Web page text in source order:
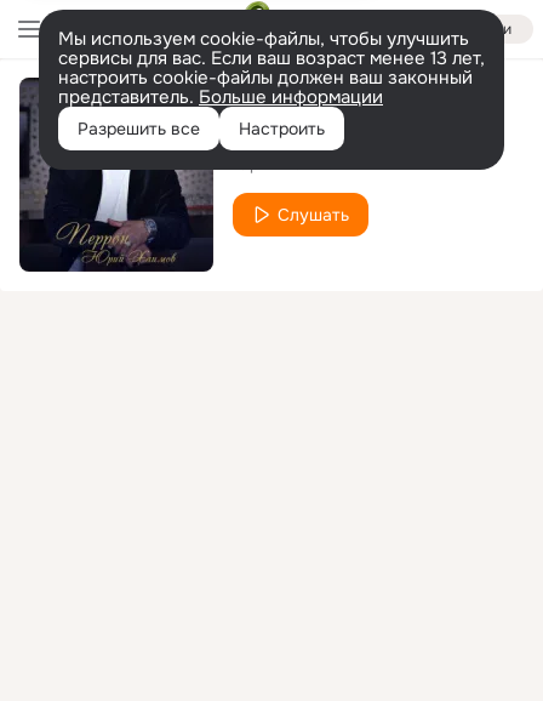
Войти
Мы используем cookie-файлы, чтобы улучшить
сервисы для вас. Если ваш возраст менее 13 лет,
настроить cookie-файлы должен ваш законный
представитель. Больше информации
Разрешить все Настроить
За Друзей
Слушать